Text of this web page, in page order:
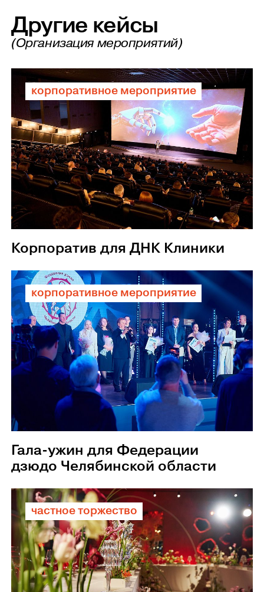
Другие кейсы
(Организация мероприятий)
корпоративное мероприятие
Корпоратив для ДНК Клиники
корпоративное мероприятие
Гала-ужин для Федерации
дзюдо Челябинской области
частное торжество